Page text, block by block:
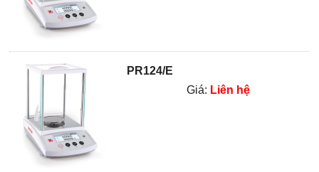
PR124/E
Giá: Liên hệ